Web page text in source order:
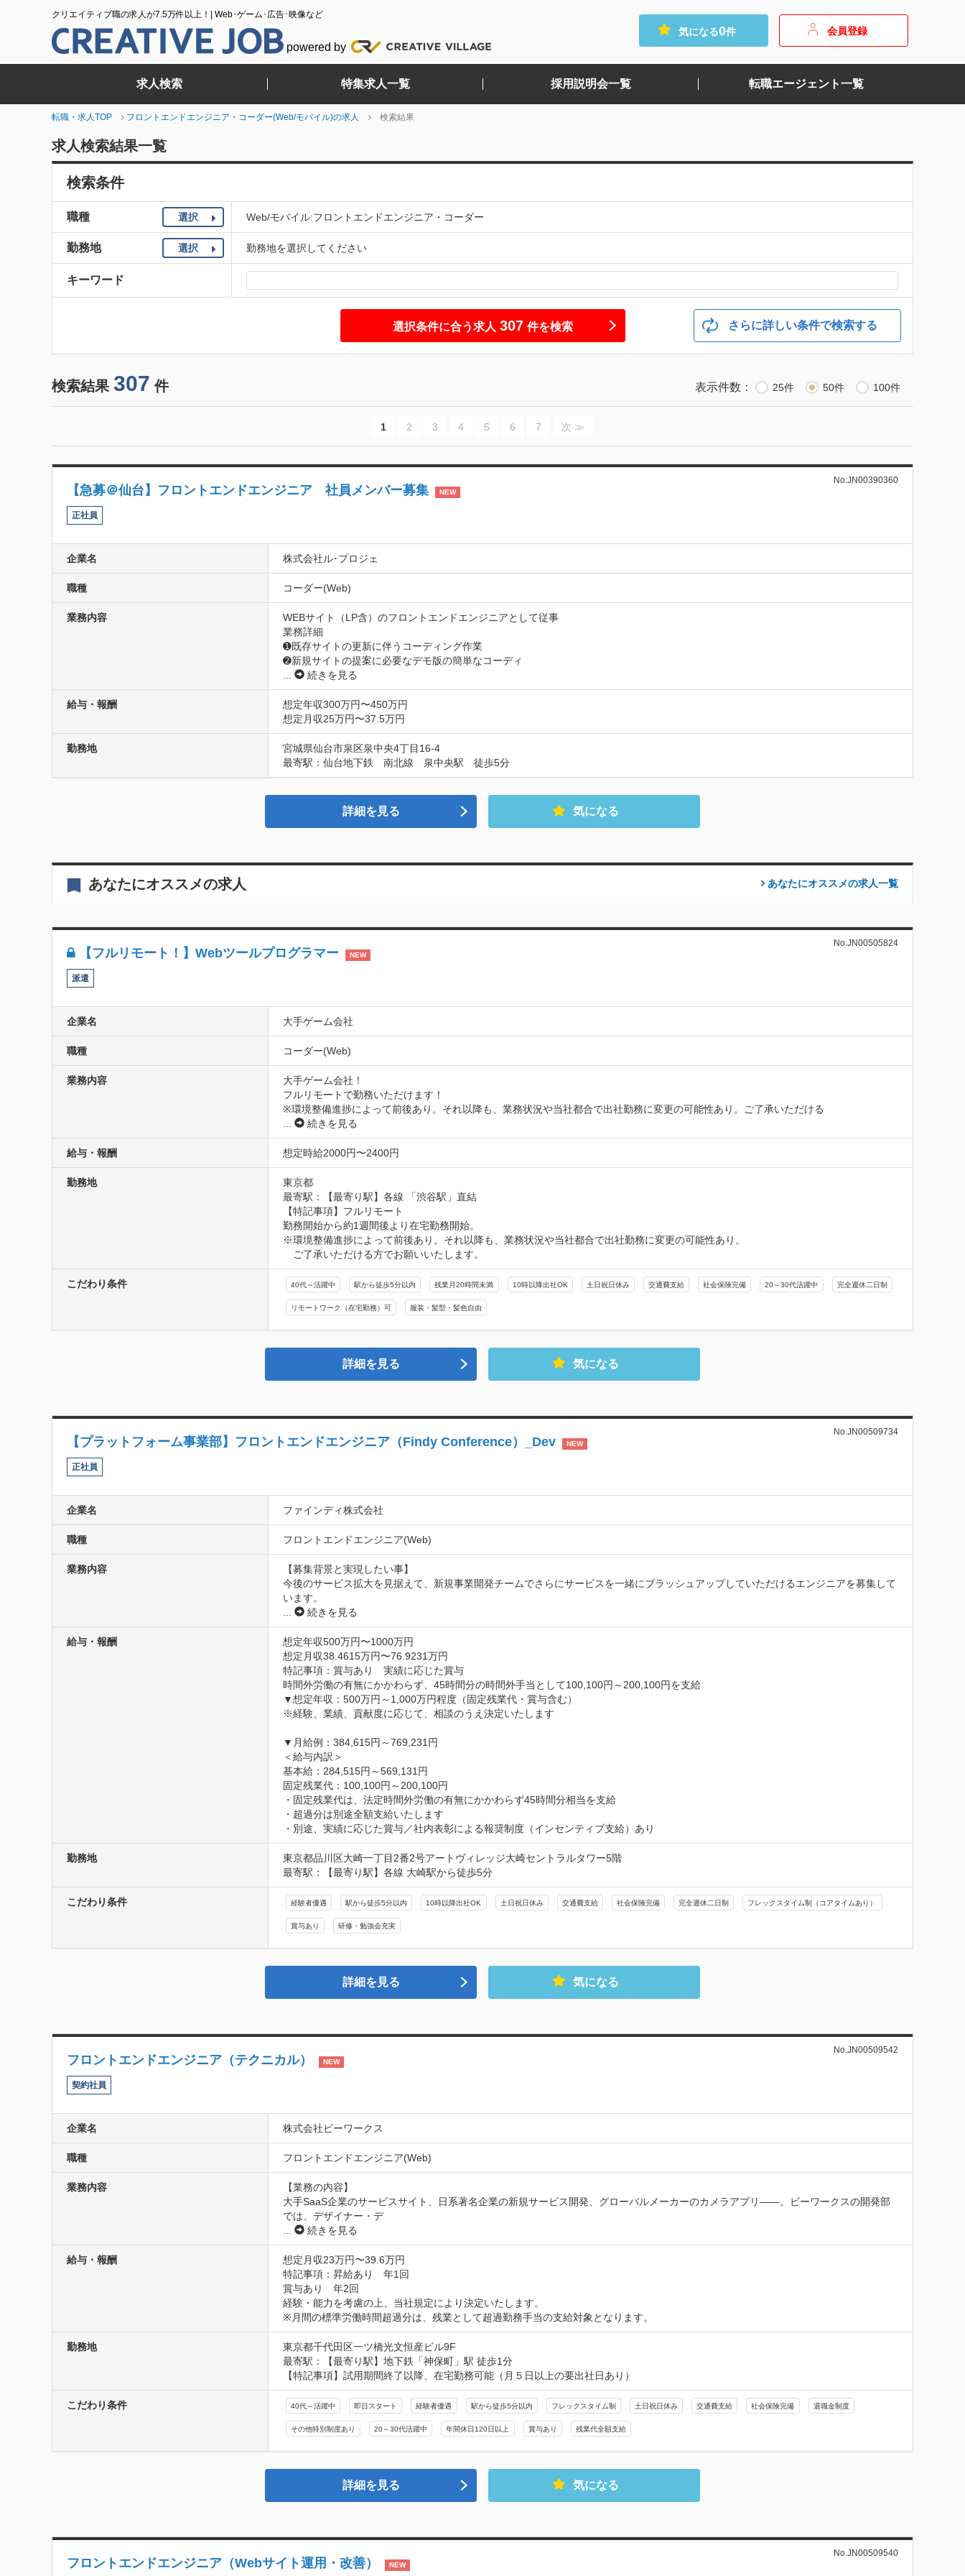
クリエイティブ職の求人が7.5万件以上！| Web･ゲーム･広告･映像など
powered by
気になる0件 会員登録
求人検索 特集求人一覧 採用説明会一覧 転職エージェント一覧
転職・求人TOP フロントエンドエンジニア・コーダー(Web/モバイル)の求人 検索結果
求人検索結果一覧
検索条件
職種 選択 Web/モバイル:フロントエンドエンジニア・コーダー
勤務地 選択 勤務地を選択してください
キーワード
さらに詳しい条件で検索する
選択条件に合う求人 307 件を検索
検索結果 307 件 表示件数： 25件 50件 100件
1 2 3 4 5 6 7 次 ≫
【急募＠仙台】フロントエンドエンジニア 社員メンバー募集
No.JN00390360
NEW
正社員
企業名 株式会社ル･プロジェ
職種 コーダー(Web)
業務内容
WEBサイト（LP含）のフロントエンドエンジニアとして従事
業務詳細
➊既存サイトの更新に伴うコーディング作業
➋新規サイトの提案に必要なデモ版の簡単なコーディ
続きを見る
給与・報酬
想定年収300万円〜450万円
想定月収25万円〜37.5万円
勤務地
宮城県仙台市泉区泉中央4丁目16-4
最寄駅：仙台地下鉄　南北線　泉中央駅　徒歩5分
詳細を見る 気になる
あなたにオススメの求人 あなたにオススメの求人一覧
【フルリモート！】Webツールプログラマー
No.JN00505824
NEW
派遣
企業名 大手ゲーム会社
職種 コーダー(Web)
業務内容
大手ゲーム会社！
フルリモートで勤務いただけます！
※環境整備進捗によって前後あり。それ以降も、業務状況や当社都合で出社勤務に変更の可能性あり。ご了承いただける
続きを見る
給与・報酬 想定時給2000円〜2400円
勤務地
東京都
最寄駅：【最寄り駅】各線 「渋谷駅」直結
【特記事項】フルリモート
勤務開始から約1週間後より在宅勤務開始。
※環境整備進捗によって前後あり。それ以降も、業務状況や当社都合で出社勤務に変更の可能性あり。
ご了承いただける方でお願いいたします。
こだわり条件 40代～活躍中 駅から徒歩5分以内 残業月20時間未満 10時以降出社OK 土日祝日休み 交通費支給 社会保険完備 20～30代活躍中 完全週休二日制
リモートワーク（在宅勤務）可 服装・髪型・髪色自由
詳細を見る 気になる
【プラットフォーム事業部】フロントエンドエンジニア（Findy Conference）_Dev
No.JN00509734
NEW
正社員
企業名 ファインディ株式会社
職種 フロントエンドエンジニア(Web)
業務内容
【募集背景と実現したい事】
今後のサービス拡大を見据えて、新規事業開発チームでさらにサービスを一緒にブラッシュアップしていただけるエンジニアを募集して
続きを見る
給与・報酬
想定年収500万円〜1000万円
想定月収38.4615万円〜76.9231万円
特記事項：賞与あり　実績に応じた賞与
時間外労働の有無にかかわらず、45時間分の時間外手当として100,100円～200,100円を支給
▼想定年収：500万円～1,000万円程度（固定残業代・賞与含む）
※経験、業績、貢献度に応じて、相談のうえ決定いたします
▼月給例：384,615円～769,231円
＜給与内訳＞
基本給：284,515円～569,131円
固定残業代：100,100円～200,100円
・固定残業代は、法定時間外労働の有無にかかわらず45時間分相当を支給
・超過分は別途全額支給いたします
・別途、実績に応じた賞与／社内表彰による報奨制度（インセンティブ支給）あり
勤務地
東京都品川区大崎一丁目2番2号アートヴィレッジ大崎セントラルタワー5階
最寄駅：【最寄り駅】各線 大崎駅から徒歩5分
こだわり条件 経験者優遇 駅から徒歩5分以内 10時以降出社OK 土日祝日休み 交通費支給 社会保険完備 完全週休二日制 フレックスタイム制（コアタイムあり）
賞与あり 研修・勉強会充実
詳細を見る 気になる
フロントエンドエンジニア（テクニカル）
No.JN00509542
NEW
契約社員
企業名 株式会社ビーワークス
職種 フロントエンドエンジニア(Web)
業務内容
【業務の内容】
大手SaaS企業のサービスサイト、日系著名企業の新規サービス開発、グローバルメーカーのカメラアプリ——。ビーワークスの開発部
では、デザイナー・デ
続きを見る
給与・報酬
想定月収23万円〜39.6万円
特記事項：昇給あり　年1回
賞与あり　年2回
経験・能力を考慮の上、当社規定により決定いたします。
※月間の標準労働時間超過分は、残業として超過勤務手当の支給対象となります。
勤務地
東京都千代田区一ツ橋光文恒産ビル9F
最寄駅：【最寄り駅】地下鉄「神保町」駅 徒歩1分
【特記事項】試用期間終了以降、在宅勤務可能（月５日以上の要出社日あり）
こだわり条件 40代～活躍中 即日スタート 経験者優遇 駅から徒歩5分以内 フレックスタイム制 土日祝日休み 交通費支給 社会保険完備 退職金制度
その他特別制度あり 20～30代活躍中 年間休日120日以上 賞与あり 残業代全額支給
詳細を見る 気になる
フロントエンドエンジニア（Webサイト運用・改善）
No.JN00509540
NEW